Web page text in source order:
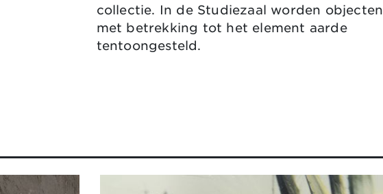
collectie. In de Studiezaal worden objecten
met betrekking tot het element aarde
tentoongesteld.